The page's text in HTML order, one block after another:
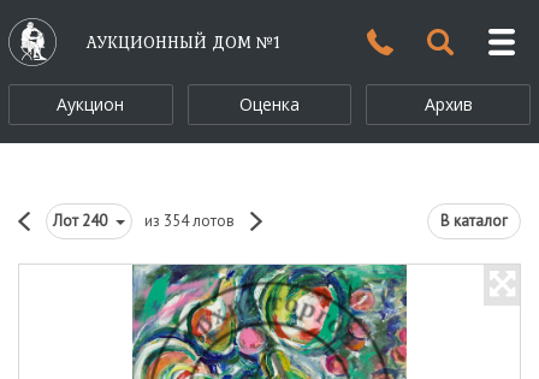
АУКЦИОННЫЙ ДОМ №1
Аукцион Оценка Архив
Лот240 из 354 лотов В каталог